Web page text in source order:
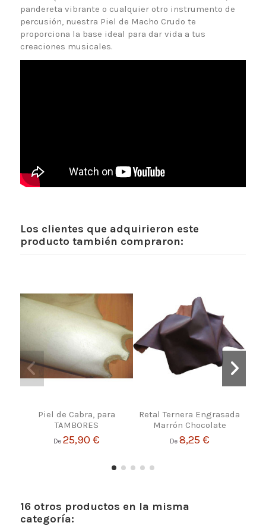
pandereta vibrante o cualquier otro instrumento de
percusión, nuestra Piel de Macho Crudo te
proporciona la base ideal para dar vida a tus
creaciones musicales.
Los clientes que adquirieron este
producto también compraron:
Piel de Cabra, para
TAMBORES
De 25,90 €
Retal Ternera Engrasada
Marrón Chocolate
De 8,25 €
16 otros productos en la misma
categoría: